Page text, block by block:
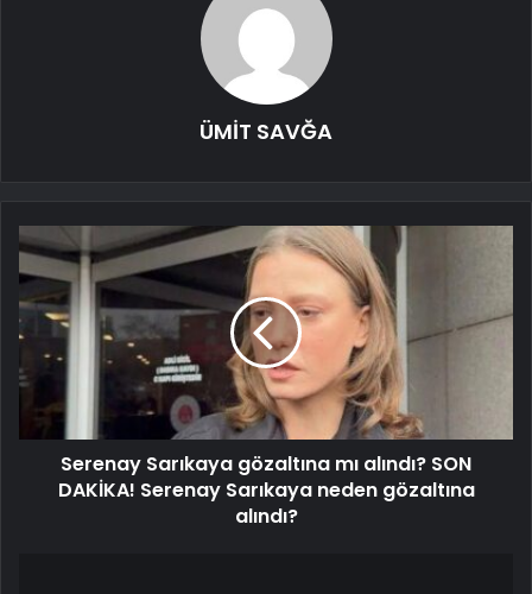
ÜMİT SAVĞA
Serenay Sarıkaya gözaltına mı alındı? SON
DAKİKA! Serenay Sarıkaya neden gözaltına
alındı?